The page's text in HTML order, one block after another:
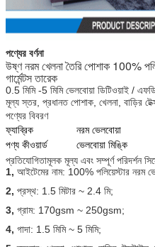
পণ্যের বর্ণনা
উষ্ণ নরম খেলনা তৈরি পোশাক 100%
গার্মেন্টস তারেক
0.5 মিমি -5 মিমি ভেলবোয়া ডিটিওয়াই /
মূল্য স্তর, প্রধানত পোশাক, খেলনা, বাড়ির
পণ্যের বিবরণ
ফ্যাব্রিক
নরম ভেলবোয়া
পণ্য কীওয়ার্ড
ভেলবোয়া মিঙ্কি
প্রতিযোগিতামূলক মূল্য এবং সম্পূর্ণ পরিদর্শন
1, আইটেমের নাম: 100% পলিয়েস্টার নরম
2, প্রস্থ: 1.5 মিটার ~ 2.4 মি;
3, গ্রাম: 170gsm ~ 250gsm;
4, গাদা: 1.5 মিমি ~ 5 মিমি;